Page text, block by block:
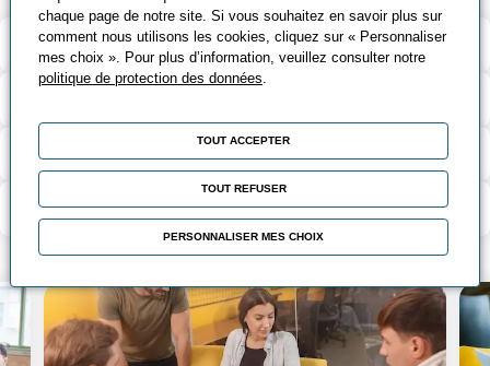
Validation et certification
Contenu de la formation
Modalité d’évaluation
chaque page de notre site. Si vous souhaitez en savoir plus sur
comment nous utilisons les cookies, cliquez sur « Personnaliser
mes choix ». Pour plus d’information, veuillez consulter notre
politique de protection des données.
TOUT ACCEPTER
TOUT REFUSER
PERSONNALISER MES CHOIX